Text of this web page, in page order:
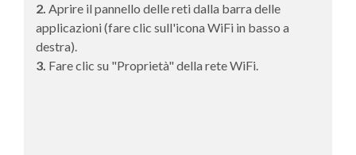
2. Aprire il pannello delle reti dalla barra delle
applicazioni (fare clic sull'icona WiFi in basso a
destra).
3. Fare clic su "Proprietà" della rete WiFi.